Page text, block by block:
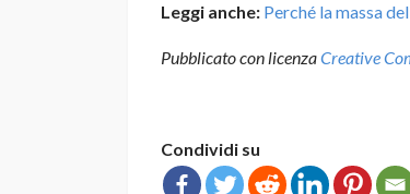
Leggi anche: Perché la massa
Pubblicato con licenzaCreative
Condividi su